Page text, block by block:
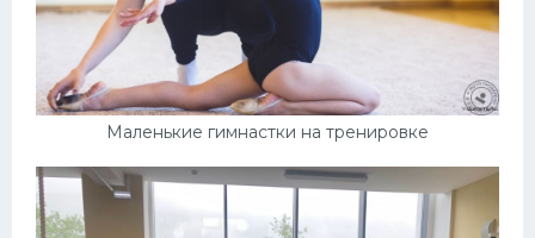
Маленькие гимнастки на тренировке